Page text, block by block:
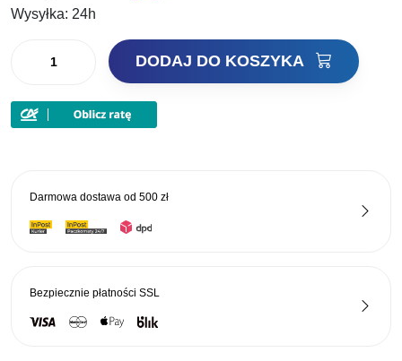
Wysyłka: 24h
Kinetic
Torpedo
DODAJ DO KOSZYKA
Darmowa dostawa od 500 zł
Bezpiecznie płatności SSL